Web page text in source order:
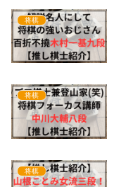
将棋
将棋
将棋